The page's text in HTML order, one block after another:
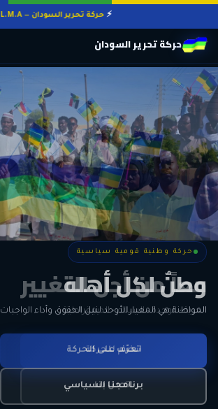
حركة تحرير السودان — Sudan Liberation Movement S.L.M.A
حركة تحرير السودان
حركة وطنية قومية سياسية
وطنٌ لكل أهله
المواطنة هي المعيار الأوحد لنيل الحقوق وأداء الواجبات
تعرّف على الحركة
برنامجنا السياسي
حركة وطنية قومية سياسية
معاً من أجل التغيير
الحرية • الوحدة • السلام • الديمقراطية
انضم للحركة
اتصل بنا